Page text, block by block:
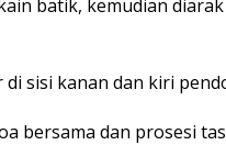
batik, kemudian
sisi kanan dan kiri
bersama dan prosesi